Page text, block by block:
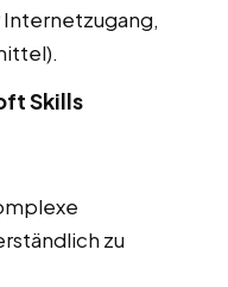
Skills
zu